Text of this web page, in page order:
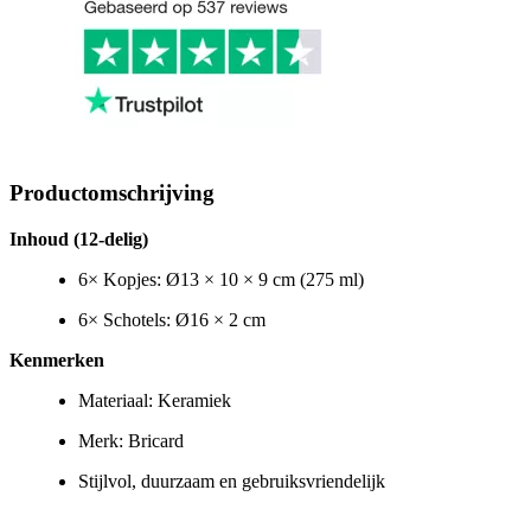
Productomschrijving
Inhoud (12-delig)
6× Kopjes: Ø13 × 10 × 9 cm (275 ml)
6× Schotels: Ø16 × 2 cm
Kenmerken
Materiaal: Keramiek
Merk: Bricard
Stijlvol, duurzaam en gebruiksvriendelijk